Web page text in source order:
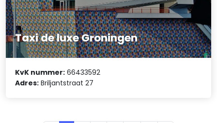
Taxi de luxe Groningen
KvK nummer: 66433592
Adres: Briljantstraat 27